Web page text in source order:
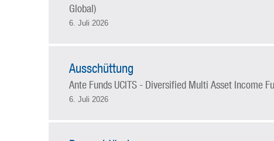
Global)
6. Juli 2026
Ausschüttung
Ante Funds UCITS - Diversified Multi Asset Income
6. Juli 2026